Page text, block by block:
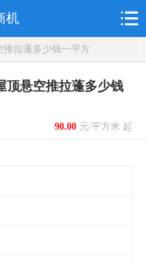
机
拉蓬多少钱一平方
顶悬空推拉蓬多少钱
90.00元/平方米 起